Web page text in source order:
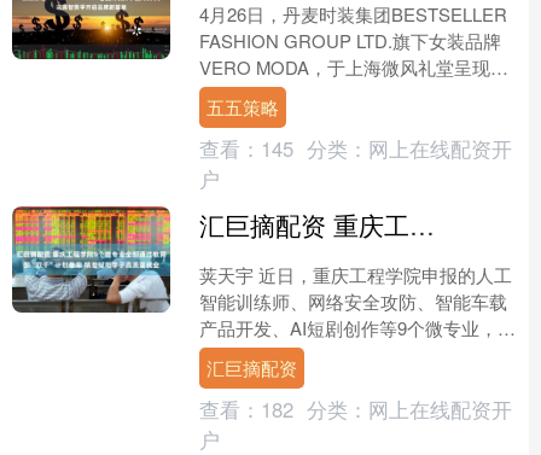
4月26日，丹麦时装集团BESTSELLER
FASHION GROUP LTD.旗下女装品牌
VERO MODA，于上海微风礼堂呈现
2026春夏时装秀。本季VE....
五五策略
查看： 145 分类： 网上在线配资开
户
汇巨摘配资 重庆工程学院9个微专业全部通过教育部“双千”计划备案 精准赋能学子高质量就业
荚天宇 近日，重庆工程学院申报的人工
智能训练师、网络安全攻防、智能车载
产品开发、AI短剧创作等9个微专业，全
部顺利通过教育部高校学生就业能力提
升“双千”计划备案....
汇巨摘配资
查看： 182 分类： 网上在线配资开
户